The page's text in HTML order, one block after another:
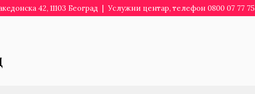
42, 11103 Београд | Услужни центар, телефон 0800 07 77 75